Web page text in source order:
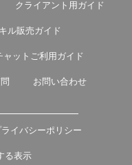
クライアント用ガイド
ル販売ガイド
ャットご利用ガイド
お問い合わせ
ライバシーポリシー
る表示